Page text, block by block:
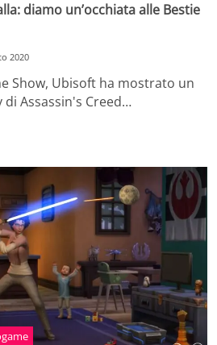
diamo un’occhiata alle Bestie
2020
Show, Ubisoft ha mostrato un
Assassin's Creed…